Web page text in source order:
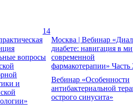
14
вопросы
и
Москва | Вебинар
диабете: навигация в
современной
фармакотерапии» Часть
Вебинар «Особенности
антибактериальной
острого синусита»